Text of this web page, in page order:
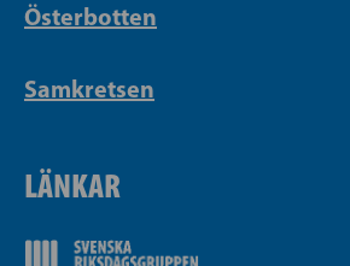
Österbotten
Samkretsen
LÄNKAR